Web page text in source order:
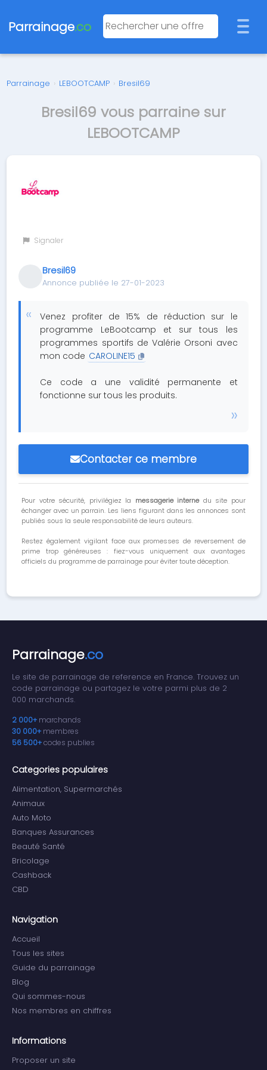
Parrainage.co
Parrainage › LEBOOTCAMP › Bresil69
Bresil69 vous parraine sur
LEBOOTCAMP
Signaler
Bresil69
Annonce publiée le 27-01-2023
Venez profiter de 15% de réduction sur le
programme LeBootcamp et sur tous les
programmes sportifs de Valérie Orsoni avec
mon code CAROLINE15
Ce code a une validité permanente et
fonctionne sur tous les produits.
Contacter ce membre
Pour votre sécurité, privilégiez la messagerie internedu site pour
échanger avec un parrain. Les liens figurant dans les annonces sont
publiés sous la seule responsabilité de leurs auteurs.
Restez également vigilant face aux promesses de reversement de
prime trop généreuses : fiez-vous uniquement aux avantages
officiels du programme de parrainage pour éviter toute déception.
Parrainage.co
Le site de parrainage de reference en France. Trouvez un
code parrainage ou partagez le votre parmi plus de 2
000 marchands.
2 000+ marchands
30 000+ membres
56 500+codes publies
Categories populaires
Alimentation, Supermarchés
Animaux
Auto Moto
Banques Assurances
Beauté Santé
Bricolage
Cashback
CBD
Navigation
Accueil
Tous les sites
Guide du parrainage
Blog
Qui sommes-nous
Nos membres en chiffres
Informations
Proposer un site